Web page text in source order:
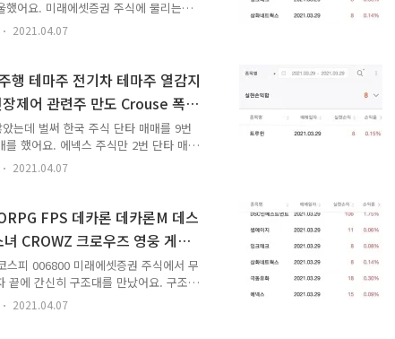
어요. 미래에셋증권 주식에 물리는
야겠다는 일념 하나로 삼화네트웍스
, DSC인베스트먼트 주식, 극동유화
물릴 뻔 했지만 간신히 구조되었어요.
래에셋증권 주식에서 무사히 잘 탈출
서 또 승리를 쟁취했어요. 돈이 마구
크게 땡길 걸 그랬어요. 10전 10승..
2021.04.07
행 테마주 전기차 테마주 열감지
제어 관련주 만도 Crouse 폭스
월 29일 단타 매매 성공
는데 벌써 한국 주식 단타 매매를 9번
했어요. 에넥스 주식만 2번 단타 매
매를 했어요. 전부 승리를 거두었어
이긴 종목도 있고 구질구질하게 물려
요. 그렇지만 언제나 그 후폭풍이 있
면 그 뒤에 주식 매매 일기 쓸 것이 엄
면 하루에 다섯 편 정도 해치울 수
목은 이미 여덟 종목이었어요..
2021.04.07
FPS 데카론 데카론M 데스
CROWZ 크로우즈 영웅 게임
3월 29일 단타 매매 성공
피 006800 미래에셋증권 주식에서 무
끝에 간신히 구조대를 만났어요. 구조
30원 쥐어줬어요. 그런데 그 30원에
. 괜찮아요. 9원이 어디에요. 아니, 그
2021.04.07